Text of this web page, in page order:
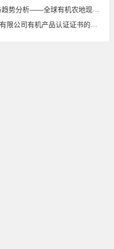
有机农地现状与有机食品（含饮料）市场
公司有机产品认证证书的公告